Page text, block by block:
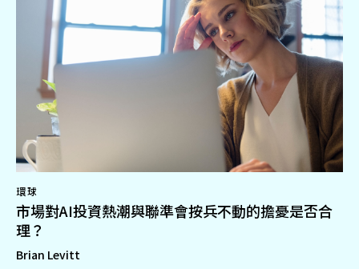
環球
市場對AI投資熱潮與聯準會按兵不動的擔憂是否合
理？
Brian Levitt